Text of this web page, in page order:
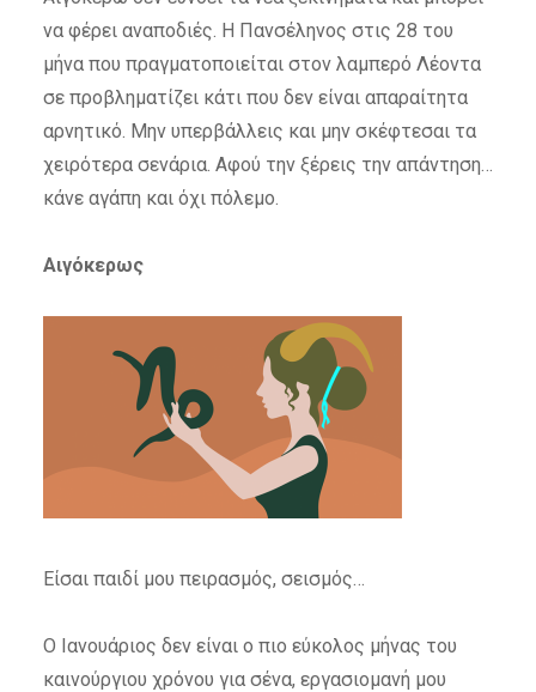
να φέρει αναποδιές. Η Πανσέληνος στις 28 του
μήνα που πραγματοποιείται στον λαμπερό Λέοντα
σε προβληματίζει κάτι που δεν είναι απαραίτητα
αρνητικό. Μην υπερβάλλεις και μην σκέφτεσαι τα
χειρότερα σενάρια. Αφού την ξέρεις την απάντηση…
κάνε αγάπη και όχι πόλεμο.
Αιγόκερως
Είσαι παιδί μου πειρασμός, σεισμός…
Ο Ιανουάριος δεν είναι ο πιο εύκολος μήνας του
καινούργιου χρόνου για σένα, εργασιομανή μου